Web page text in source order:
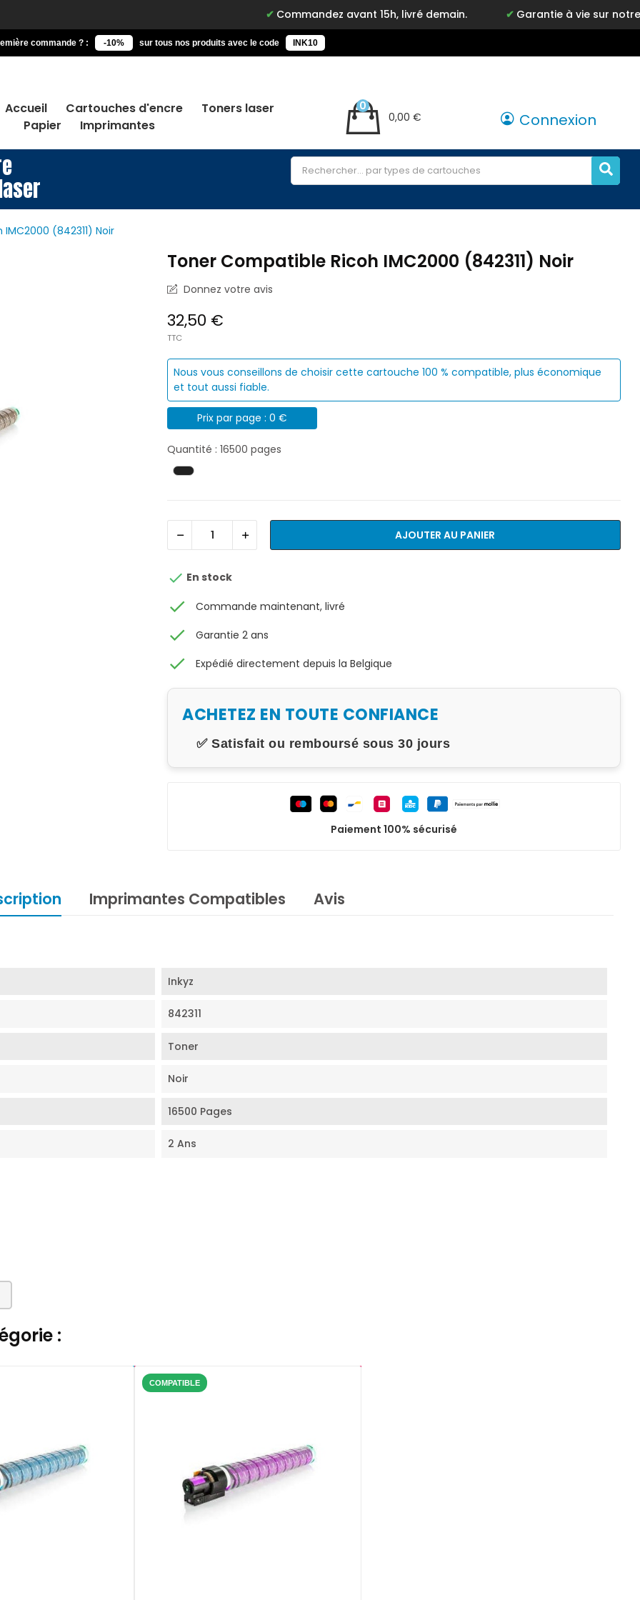
Commandez avant 15h, livré demain. Garantie à vie sur notre
commande ? : -10% sur tous nos produits avec le code INK10
Accueil Cartouches d'encre
Toners laser
Papier
Imprimantes
0,00 €
0
Connexion
(842311) Noir
Toner Compatible Ricoh IMC2000 (842311) Noir
Donnez votre avis
32,50 €
TTC
Nous vous conseillons de choisir cette cartouche 100 % compatible, plus économique
et tout aussi fiable.
Prix par page : 0 €
Quantité : 16500 pages
AJOUTER AU PANIER
 En stock
check Commande maintenant, livré
check Garantie 2 ans
check Expédié directement depuis la Belgique
ACHETEZ EN TOUTE CONFIANCE
✅ Satisfait ou remboursé sous 30 jours
Paiement 100% sécurisé
Imprimantes Compatibles Avis
Inkyz
842311
Toner
Noir
16500 Pages
2 Ans
:
COMPATIBLE